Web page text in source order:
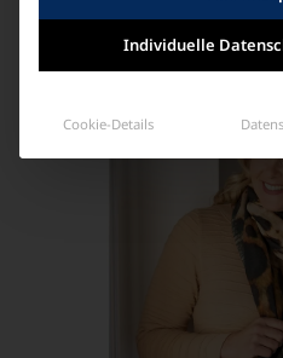
Ähnliche Produkte
Individuelle
Cookie-Details